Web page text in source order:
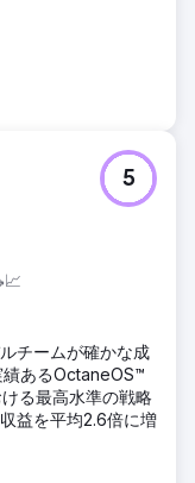
5
チームが確かな成
績あるOctaneOS™
る最高水準の戦略
益を平均2.6倍に増